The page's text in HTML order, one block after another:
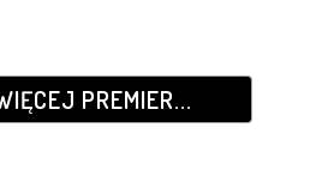
PREMIER...